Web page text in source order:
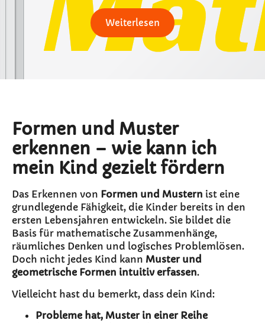
Weiterlesen
Formen und Muster
erkennen – wie kann ich
mein Kind gezielt fördern
Das Erkennen von Formen und Mustern ist eine
grundlegende Fähigkeit, die Kinder bereits in den
ersten Lebensjahren entwickeln. Sie bildet die
Basis für mathematische Zusammenhänge,
räumliches Denken und logisches Problemlösen.
Doch nicht jedes Kind kann Muster und
geometrische Formen intuitiv erfassen.
Vielleicht hast du bemerkt, dass dein Kind:
Probleme hat, Muster in einer Reihe